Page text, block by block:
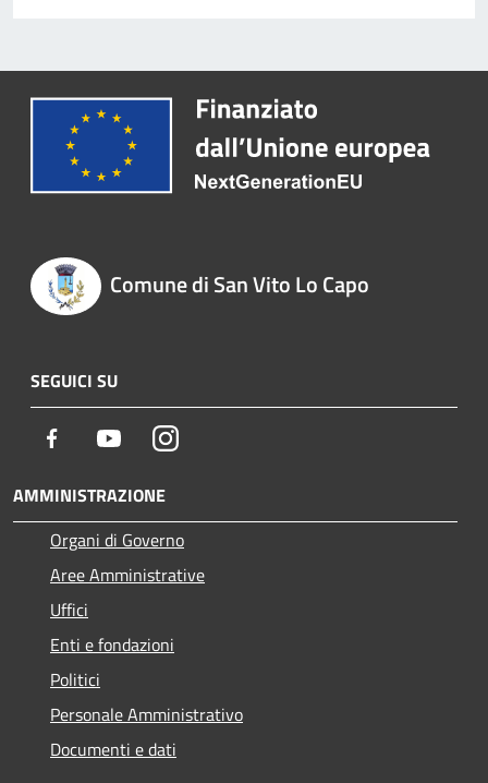
Comune di San Vito Lo Capo
SEGUICI SU
Facebook YoutubeInstagram
AMMINISTRAZIONE
Organi di Governo
Aree Amministrative
Uffici
Enti e fondazioni
Politici
Personale Amministrativo
Documenti e dati